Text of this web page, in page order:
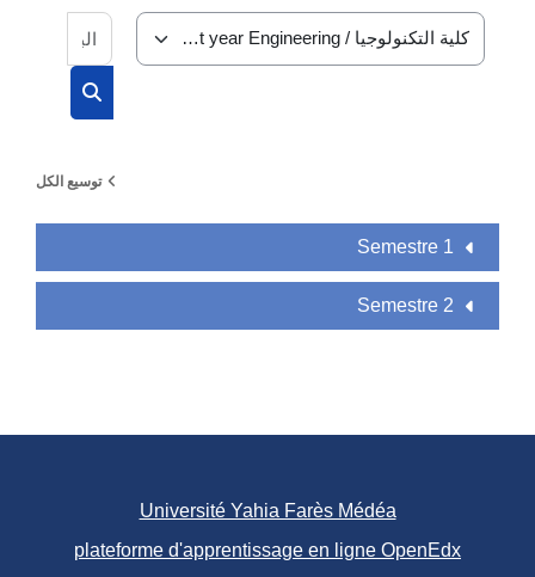
تصنيفات المقررات
توسيع الكل
Semestre 1
Semestre 2
Université Yahia Farès Médéa
plateforme d'apprentissage en ligne OpenEdx